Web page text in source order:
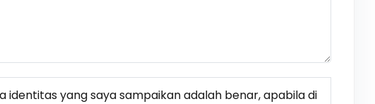
identitas yang saya sampaikan adalah benar, apabila di